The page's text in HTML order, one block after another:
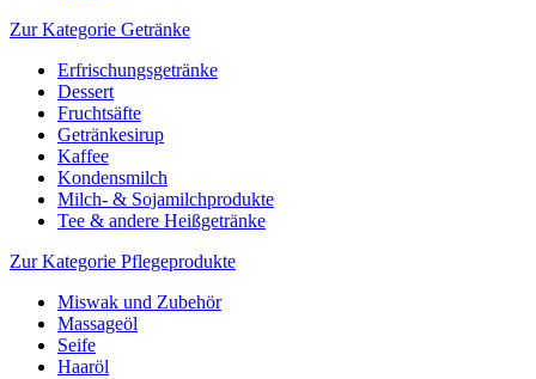
Zur Kategorie Getränke
Erfrischungsgetränke
Dessert
Fruchtsäfte
Getränkesirup
Kaffee
Kondensmilch
Milch- & Sojamilchprodukte
Tee & andere Heißgetränke
Zur Kategorie Pflegeprodukte
Miswak und Zubehör
Massageöl
Seife
Haaröl